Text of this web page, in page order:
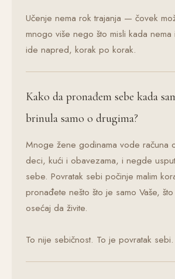
Učenje nema rok trajanja — čovek
mnogo više nego što misli kada
ide napred, korak po korak.
Kako da pronađem sebe kada
brinula samo o drugima?
Mnoge žene godinama vode računa
deci, kući i obavezama, i negde
sebe. Povratak sebi počinje malim
pronađete nešto što je samo Vaše, što
osećaj da živite.
To nije sebičnost. To je povratak sebi.